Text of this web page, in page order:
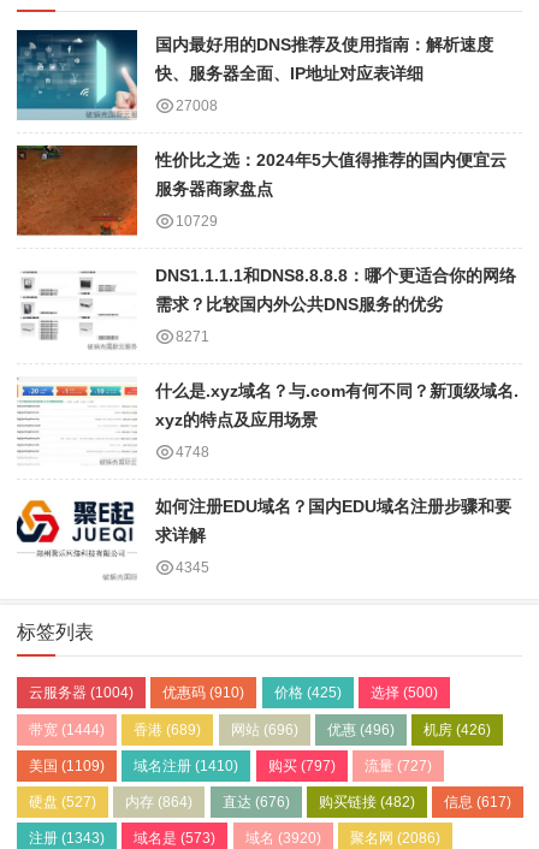
国内最好用的DNS推荐及使用指南：解析速度
快、服务器全面、IP地址对应表详细
27008
性价比之选：2024年5大值得推荐的国内便宜云
服务器商家盘点
10729
DNS1.1.1.1和DNS8.8.8.8：哪个更适合你的网络
需求？比较国内外公共DNS服务的优劣
8271
什么是.xyz域名？与.com有何不同？新顶级域名.
xyz的特点及应用场景
4748
如何注册EDU域名？国内EDU域名注册步骤和要
求详解
4345
标签列表
云服务器 (1004) 优惠码 (910) 价格(425) 选择(500)
带宽 (1444) 香港 (689) 网站(696) 优惠(496) 机房 (426)
美国 (1109) 域名注册 (1410) 购买(797) 流量(727)
硬盘 (527) 内存 (864) 直达 (676) 购买链接(482) 信息 (617)
注册 (1343) 域名是 (573) 域名 (3920) 聚名网 (2086)